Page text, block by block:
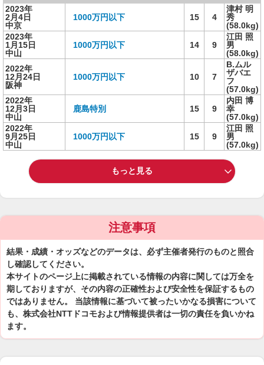
2023年
2月4日
中京
1000万円以下 15 4
津村 明
秀
(58.0kg)
2023年
1月15日
中山
1000万円以下 14 9
江田 照
男
(58.0kg)
2022年
12月24日
阪神
1000万円以下 10 7
B.ムル
ザバエ
フ
(57.0kg)
2022年
12月3日
中山
鹿島特別 15 9
内田 博
幸
(57.0kg)
2022年
9月25日
中山
1000万円以下 15 9
江田 照
男
(57.0kg)
もっと見る
注意事項
結果・成績・オッズなどのデータは、必ず主催者発行のものと照合
し確認してください。
本サイトのページ上に掲載されている情報の内容に関しては万全を
期しておりますが、その内容の正確性および安全性を保証するもの
ではありません。 当該情報に基づいて被ったいかなる損害について
も、株式会社NTTドコモおよび情報提供者は一切の責任を負いかね
ます。